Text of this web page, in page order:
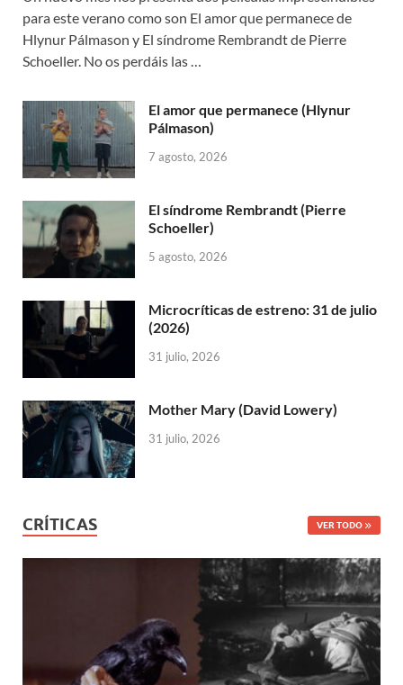
para este verano como son El amor que permanece de
Hlynur Pálmason y El síndrome Rembrandt de Pierre
Schoeller. No os perdáis las …
El amor que permanece (Hlynur
Pálmason)
7 agosto, 2026
El síndrome Rembrandt (Pierre
Schoeller)
5 agosto, 2026
Microcríticas de estreno: 31 de julio
(2026)
31 julio, 2026
Mother Mary (David Lowery)
31 julio, 2026
CRÍTICAS VER TODO